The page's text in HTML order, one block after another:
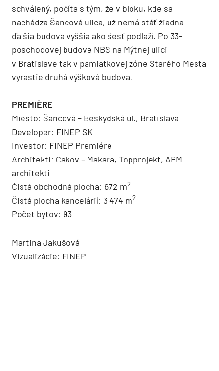
schválený, počíta s tým, že v bloku, kde sa
nachádza Šancová ulica, už nemá stáť žiadna
ďalšia budova vyššia ako šesť podlaží. Po 33-
poschodovej budove NBS na Mýtnej ulici
v Bratislave tak v pamiatkovej zóne Starého Mesta
vyrastie druhá výšková budova.
PREMIÈRE
Miesto: Šancová – Beskydská ul., Bratislava
Developer: FINEP SK
Investor: FINEP Premiére
Architekti: Cakov – Makara, Topprojekt, ABM
architekti
Čistá obchodná plocha: 672 m2
Čistá plocha kancelárií: 3 474 m2
Počet bytov: 93
Martina Jakušová
Vizualizácie: FINEP